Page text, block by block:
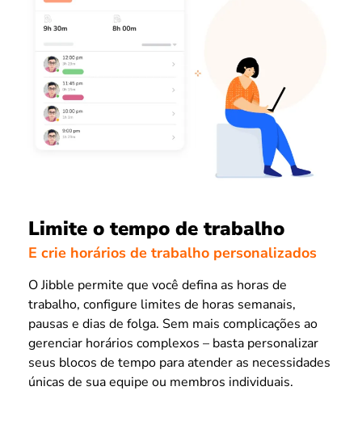
Limite o tempo de trabalho
E crie horários de trabalho personalizados
O Jibble permite que você defina as horas de
trabalho, configure limites de horas semanais,
pausas e dias de folga. Sem mais complicações ao
gerenciar horários complexos – basta personalizar
seus blocos de tempo para atender as necessidades
únicas de sua equipe ou membros individuais.